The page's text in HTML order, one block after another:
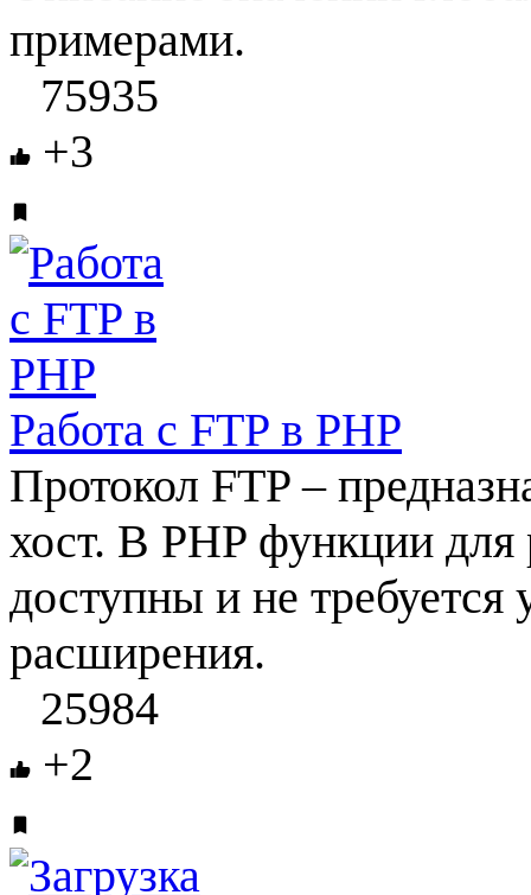
примерами.
75935
+3
Работа с FTP в PHP
Протокол FTP –
хост. В PHP функции для
доступны и не требуется
расширения.
25984
+2